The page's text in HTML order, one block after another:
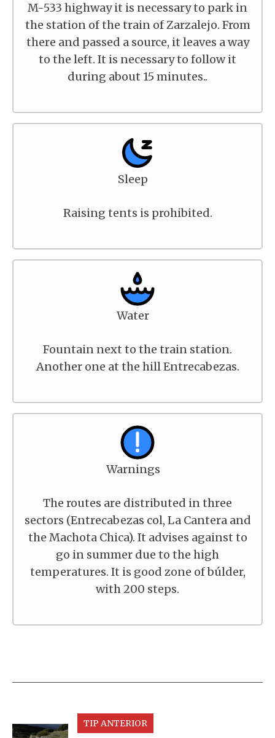
M-533 highway it is necessary to park in
the station of the train of Zarzalejo. From
there and passed a source, it leaves a way
to the left. It is necessary to follow it
during about 15 minutes..
Sleep
Raising tents is prohibited.
Water
Fountain next to the train station.
Another one at the hill Entrecabezas.
Warnings
The routes are distributed in three
sectors (Entrecabezas col, La Cantera and
the Machota Chica). It advises against to
go in summer due to the high
temperatures. It is good zone of búlder,
with 200 steps.
TIP ANTERIOR